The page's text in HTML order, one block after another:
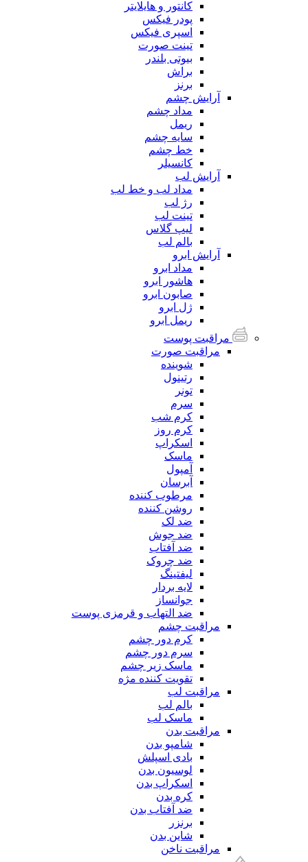
کانتور و هایلایتر
پودر فیکس
اسپری فیکس
تینت صورت
بیوتی بلندر
براش
برنز
آرایش چشم
مداد چشم
ریمل
سایه چشم
خط چشم
کانسیلر
آرایش لب
مداد لب و خط لب
رژ لب
تینت لب
لیپ گلاس
بالم لب
آرایش ابرو
مداد ابرو
هاشور ابرو
صابون ابرو
ژل ابرو
ریمل ابرو
مراقبت پوست
مراقبت صورت
شوینده
رتینول
تونر
سرم
کرم شب
کرم روز
اسکراپ
ماسک
آمپول
آبرسان
مرطوب کننده
روشن کننده
ضد لک
ضد جوش
ضد آفتاب
ضد چروک
لیفتینگ
لایه بردار
جوانساز
ضد التهاب و قرمزی پوست
مراقبت چشم
کرم دور چشم
سرم دور چشم
ماسک زیر چشم
تقویت کننده مژه
مراقبت لب
بالم لب
ماسک لب
مراقبت بدن
شامپو بدن
بادی اسپلش
لوسیون بدن
اسکراپ بدن
کره بدن
ضد آفتاب بدن
برنزر
شاین بدن
مراقبت ناخن